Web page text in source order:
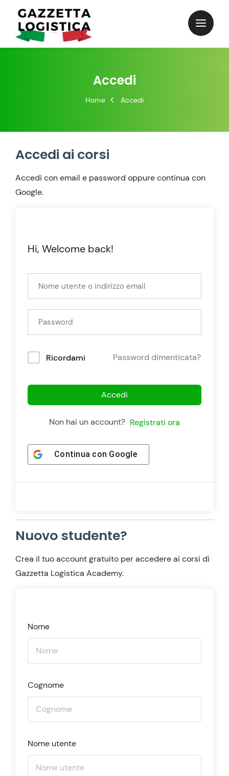
content
Accedi
Home Accedi
Accedi ai corsi
Accedi con email e password oppure continua con
Google.
Hi, Welcome back!
Ricordami Password dimenticata?
Accedi
Non hai un account? Registrati ora
Continua con Google
Nuovo studente?
Crea il tuo account gratuito per accedere ai corsi di
Gazzetta Logistica Academy.
Nome
Cognome
Nome utente